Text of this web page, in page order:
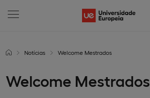
Notícias Welcome Mestrados
Welcome Mestrados